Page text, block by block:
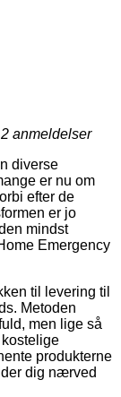
anmeldelser
diverse
er nu om
efter de
er jo
mindst
Emergency
til levering til
Metoden
men lige så
produkterne
dig nærved